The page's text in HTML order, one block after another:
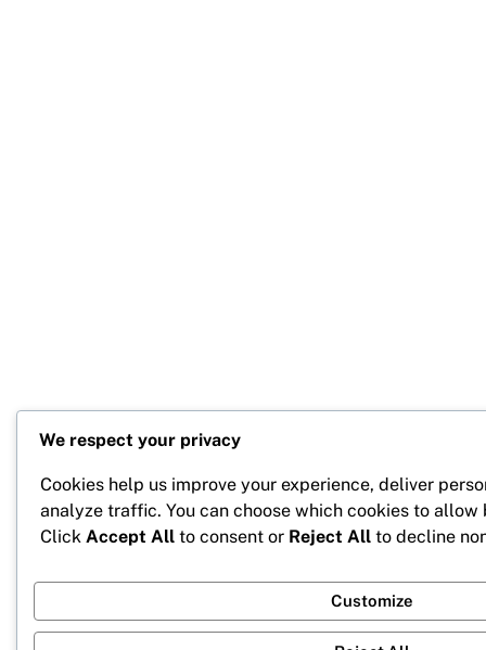
We respect your privacy
Cookies help us improve your experience, deliver
analyze traffic. You can choose which cookies to
Click Accept All to consent or Reject All to decline
Customize